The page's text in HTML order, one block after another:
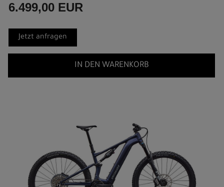
6.499,00 EUR
Jetzt anfragen
IN DEN WARENKORB